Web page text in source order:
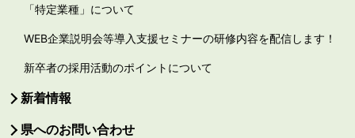
「特定業種」について
WEB企業説明会等導入支援セミナーの研修内容を配信します！
新卒者の採用活動のポイントについて
新着情報
県へのお問い合わせ